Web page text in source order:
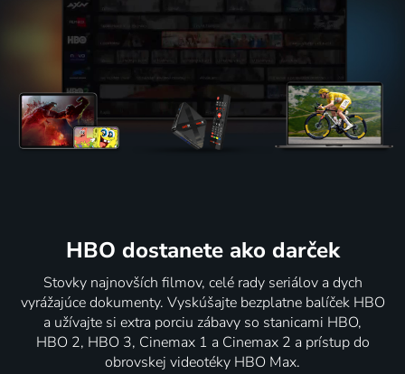
HBO dostanete ako darček
Stovky najnovších filmov, celé rady seriálov a dych
vyrážajúce dokumenty. Vyskúšajte bezplatne balíček HBO
a užívajte si extra porciu zábavy so stanicami HBO,
HBO 2, HBO 3, Cinemax 1 a Cinemax 2 a prístup do
obrovskej videotéky HBO Max.